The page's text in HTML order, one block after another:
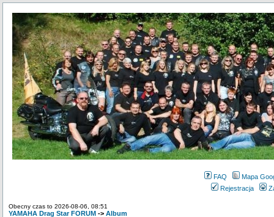
FAQ
Mapa
Rejestracja
Obecny czas to 2026-08-06, 08:51
YAMAHA Drag Star FORUM -> Album